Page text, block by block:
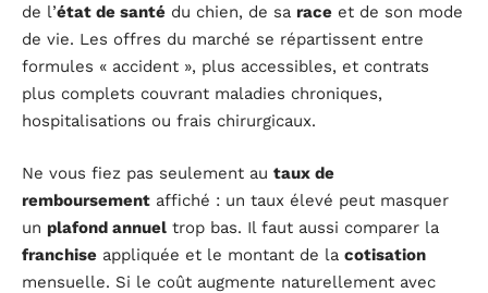
de l’état de santé du chien, de sa race et de son mode
de vie. Les offres du marché se répartissent entre
formules « accident », plus accessibles, et contrats
plus complets couvrant maladies chroniques,
hospitalisations ou frais chirurgicaux.
Ne vous fiez pas seulement au taux de
remboursement affiché : un taux élevé peut masquer
un plafond annuel trop bas. Il faut aussi comparer la
franchise appliquée et le montant de la cotisation
mensuelle. Si le coût augmente naturellement avec